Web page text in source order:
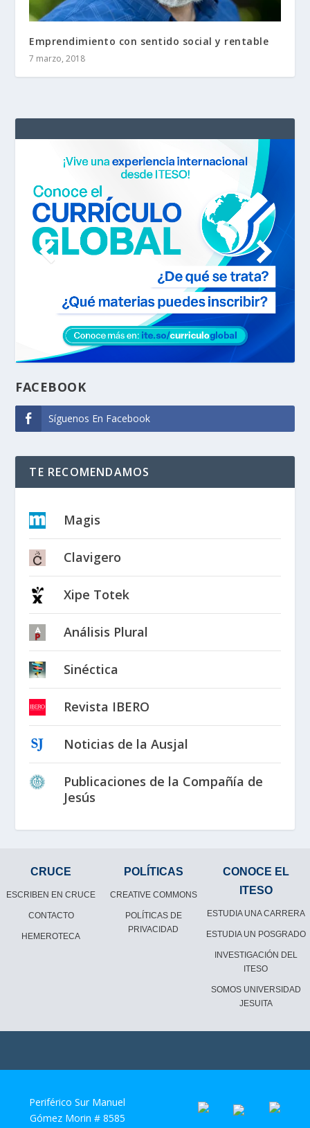
Emprendimiento con sentido social y rentable
7 marzo, 2018
FACEBOOK
Síguenos En Facebook
TE RECOMENDAMOS
Magis
Clavigero
Xipe Totek
Análisis Plural
Sinéctica
Revista IBERO
Noticias de la Ausjal
Publicaciones de la Compañía de
Jesús
CRUCE
ESCRIBEN EN CRUCE
CONTACTO
HEMEROTECA
POLÍTICAS
CREATIVE COMMONS
POLÍTICAS DE
PRIVACIDAD
CONOCE EL
ITESO
ESTUDIA UNA CARRERA
ESTUDIA UN POSGRADO
INVESTIGACIÓN DEL
ITESO
SOMOS UNIVERSIDAD
JESUITA
Periférico Sur Manuel
Gómez Morin # 8585